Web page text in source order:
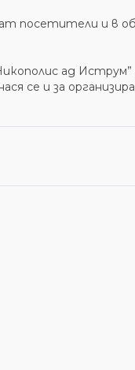
посетители и в
ад Иструм”
се и за